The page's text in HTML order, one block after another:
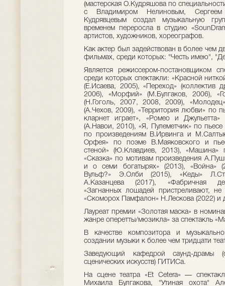
(мастерская О.Кудряшова по
с Владимиром Нелиновым,
Кудрявцевым создал музыкальную
временем переросла в студию
артистов, художников, хореографов.
Как актер был задействован в более чем
фильмах, среди которых: "Честь имею",
Является режиссером-постановщиком
среди которых спектакли: «Красной
(Е.Исаева, 2005), «Переход» (коллектив
2006), «Морфий» (М.Булгаков, 2006),
(Н.Гоголь, 2007, 2008, 2009),
(А.Чехов, 2009), «Территория любви» по
кларнет играет», «Ромео и
(А.Навои, 2010), «Я, Пулеметчик» по
по произведениям В.Ирвинга и
Орфея» по поэме В.Маяковского и
стеной» (Ю.Клавдиев, 2013),
«Сказка» по мотивам произведения
и о семи богатырях» (2013), «Война»
Вульф?» Э.Олби (2015), «Кеды»
А.Казанцева (2017), «Фабричная
«Загнанных лошадей пристреливают,
«Скоморох Памфалон» Н.Лескова (2022) и
Лауреат премии «Золотая маска» в
жанре оперетты/мюзикла» за спектакль
В качестве композитора и
создании музыки к более чем тридцати
Заведующий кафедрой саунд-драмы
сценических искусств) ГИТИСа.
На сцене театра «Et Cetera» —
Михаила Булгакова, "Утиная охота"